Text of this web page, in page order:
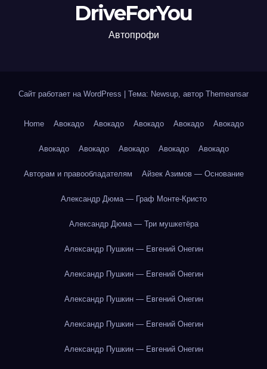
DriveForYou
Автопрофи
Сайт работает на WordPress Тема: Newsup, автор Themeansar
Home Авокадо Авокадо Авокадо Авокадо Авокадо
Авокадо Авокадо Авокадо Авокадо Авокадо
Авторам и правообладателям Айзек Азимов — Основание
Александр Дюма — Граф Монте-Кристо
Александр Дюма — Три мушкетёра
Александр Пушкин — Евгений Онегин
Александр Пушкин — Евгений Онегин
Александр Пушкин — Евгений Онегин
Александр Пушкин — Евгений Онегин
Александр Пушкин — Евгений Онегин